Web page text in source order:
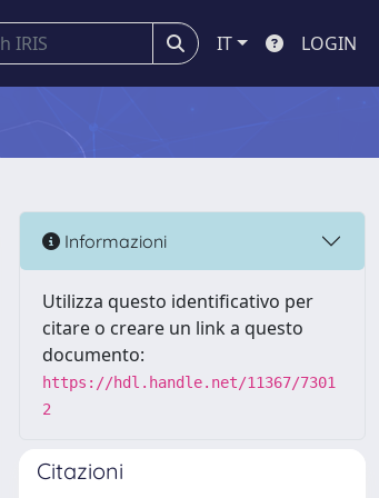
IT LOGIN
Informazioni
Utilizza questo identificativo per
citare o creare un link a questo
documento:
https://hdl.handle.net/11367/7301
2
Citazioni